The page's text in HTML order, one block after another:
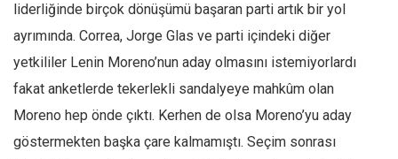
Amina S. Jenenkovic
Bağdagül Öz
» Yazar arşivi
Bu Sayı
liderliğinde birçok dönüşümü başaran parti artık bir yol
ayrımında. Correa, Jorge Glas ve parti içindeki diğer
yetkililer Lenin Moreno’nun aday olmasını istemiyorlardı
fakat anketlerde tekerlekli sandalyeye mahkûm olan
Moreno hep önde çıktı. Kerhen de olsa Moreno’yu aday
göstermekten başka çare kalmamıştı. Seçim sonrası